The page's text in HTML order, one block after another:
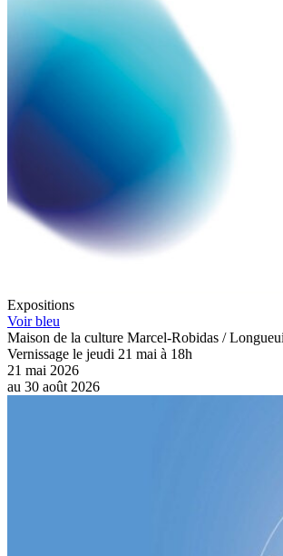
Expositions
Voir bleu
Maison de la culture Marcel-Robidas /
Vernissage le jeudi 21 mai à 18h
21 mai 2026
au 30 août 2026